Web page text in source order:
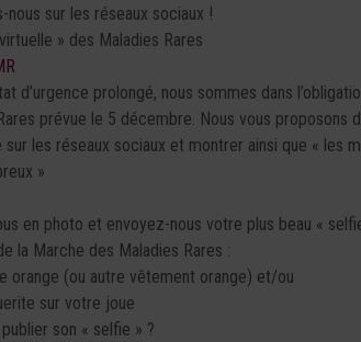
nous sur les réseaux sociaux !
» des Maladies Rares
d’urgence prolongé, nous sommes dans
prévue le 5 décembre. Nous vous proposons
les réseaux sociaux et montrer ainsi que « les
»
en photo et envoyez-nous votre plus beau «
la Marche des Maladies Rares :
orange (ou autre vêtement orange) et/ou
sur votre joue
son « selfie » ?